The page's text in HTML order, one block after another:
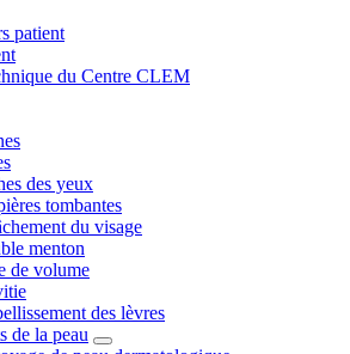
patient
du Centre CLEM
des yeux
tombantes
du visage
menton
de volume
des lèvres
de la peau